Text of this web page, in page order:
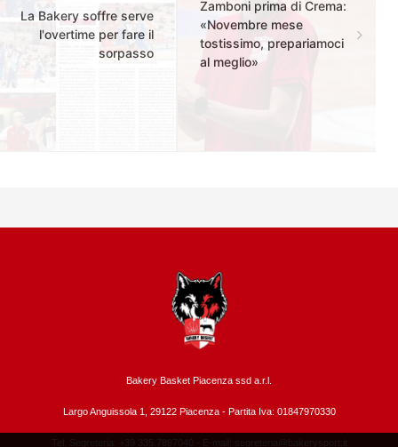
La Bakery soffre serve
l'overtime per fare il
sorpasso
Zamboni prima di Crema:
«Novembre mese
tostissimo, prepariamoci
al meglio»
Bakery Basket Piacenza ssd a.r.l.
Largo Anguissola 1, 29122 Piacenza - Partita Iva: 01847970330
Tel. Segreteria: +39 335.7897040 - E-mail: segreteria@bakerysport.it